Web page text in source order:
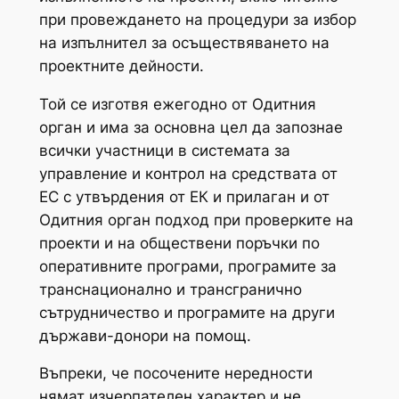
при провеждането на процедури за избор
на изпълнител за осъществяването на
проектните дейности.
Той се изготвя ежегодно от Одитния
орган и има за основна цел да запознае
всички участници в системата за
управление и контрол на средствата от
ЕС с утвърдения от ЕК и прилаган и от
Одитния орган подход при проверките на
проекти и на обществени поръчки по
оперативните програми, програмите за
транснационално и трансгранично
сътрудничество и програмите на други
държави-донори на помощ.
Въпреки, че посочените нередности